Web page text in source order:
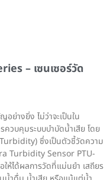
– เซนเซอร์วัด
ย่างยิ่ง ไม่ว่าจะเป็นใน
ควบคุมระบบบำบัดน้ำเสีย โดย
ซึ่งเป็นตัวชี้วัดความ
Turbidity Sensor PTU-
ห้ได้ผลการวัดที่แม่นยำ เสถียร